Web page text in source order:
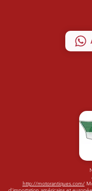
http://motorantiques.com/